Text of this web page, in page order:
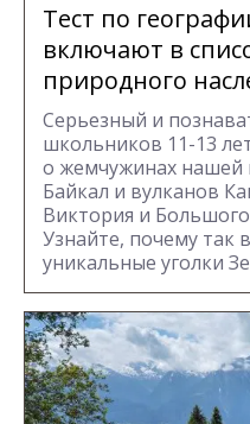
Тест по
включают в
природного
Серьезный и
школьников 11-13
о жемчужинах нашей
Байкал и вулканов
Виктория и
Узнайте, почему так
уникальные уголки